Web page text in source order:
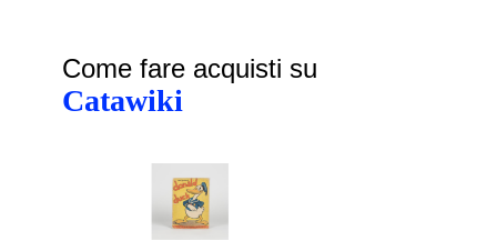
Come fare acquisti su
Catawiki